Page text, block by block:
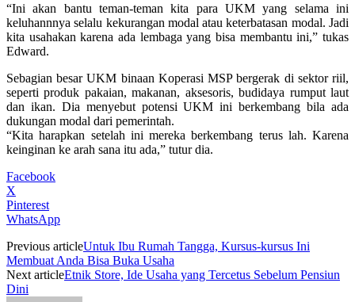
“Ini akan bantu teman-teman kita para UKM yang selama ini
keluhannnya selalu kekurangan modal atau keterbatasan modal. Jadi
kita usahakan karena ada lembaga yang bisa membantu ini,” tukas
Edward.
Sebagian besar UKM binaan Koperasi MSP bergerak di sektor riil,
seperti produk pakaian, makanan, aksesoris, budidaya rumput laut
dan ikan. Dia menyebut potensi UKM ini berkembang bila ada
dukungan modal dari pemerintah.
“Kita harapkan setelah ini mereka berkembang terus lah. Karena
keinginan ke arah sana itu ada,” tutur dia.
Facebook
X
Pinterest
WhatsApp
Previous articleUntuk Ibu Rumah Tangga, Kursus-kursus Ini
Membuat Anda Bisa Buka Usaha
Next articleEtnik Store, Ide Usaha yang Tercetus Sebelum Pensiun
Dini